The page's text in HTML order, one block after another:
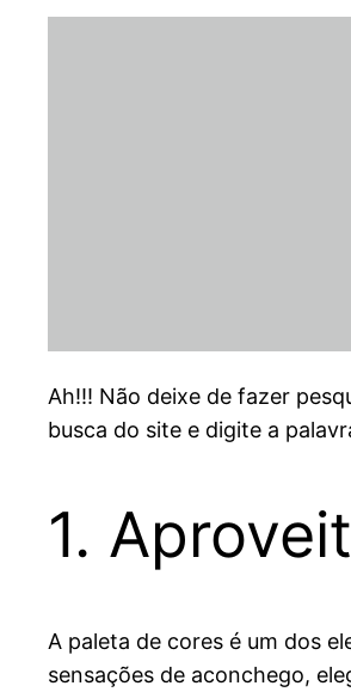
Ah!!! Não deixe de fazer
busca do site e digite a
1.
A paleta de cores é um dos
sensações de aconchego,